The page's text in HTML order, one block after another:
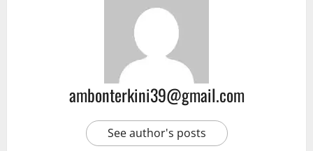
ambonterkini39@gmail.com
See author's posts